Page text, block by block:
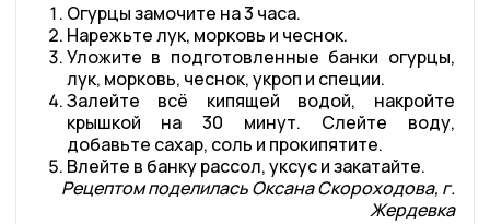
Огурцы замочите на 3 часа.
Нарежьте лук, морковь и чеснок.
Уложите в подготовленные банки огурцы,
лук, морковь, чеснок, укроп и специи.
Залейте всё кипящей водой, накройте
крышкой на 30 минут. Слейте воду,
добавьте сахар, соль и прокипятите.
Влейте в банку рассол, уксус и закатайте.
Рецептом поделилась Оксана Скороходова, г.
Жердевка